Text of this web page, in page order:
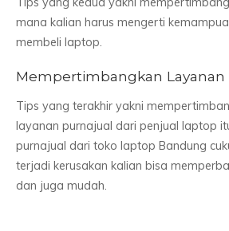
mana kalian harus mengerti
membeli laptop.
Mempertimbangkan Layanan
Tips yang terakhir yakni
layanan purnajual dari penjual laptop
purnajual dari toko laptop Bandung
terjadi kerusakan kalian bisa
dan juga mudah.